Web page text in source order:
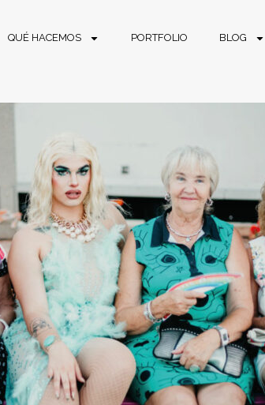
QUÉ HACEMOS PORTFOLIO BLOG